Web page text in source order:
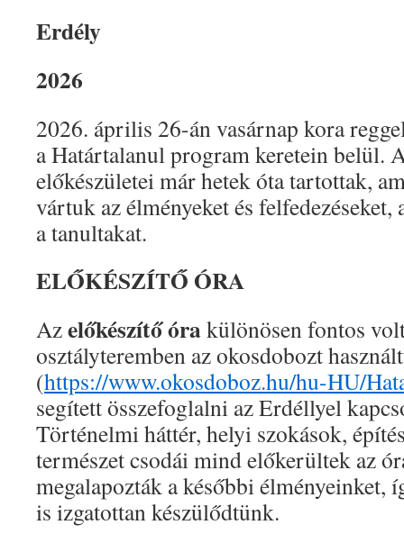
Erdély
2026
2026. április 26-án vasárnap kora
a Határtalanul program keretein belül.
előkészületei már hetek óta tartottak,
vártuk az élményeket és
a tanultakat.
ELŐKÉSZÍTŐ ÓRA
Azelőkészítő órakülönösen fontos
osztályteremben az okosdobozt
(https://www.okosdoboz.hu/hu-HU/
segített összefoglalni az Erdéllyel
Történelmi háttér, helyi szokások,
természet csodái mind előkerültek az
megalapozták a későbbi élményeinket,
is izgatottan készülődtünk.